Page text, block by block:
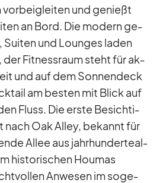
vor­bei­glei­ten und ge­nießt
an Bord. Die mo­dern ge­
und Loun­ges la­den
der Fit­ness­raum steht für ak­
und auf dem Son­nen­deck
am bes­ten mit Blick auf
Fluss. Die erste Be­sich­ti­
nach Oak Al­ley, be­kannt für
Al­lee aus jahr­hun­der­te­al­
his­to­ri­schen Ho­u­mas
An­we­sen im so­ge­